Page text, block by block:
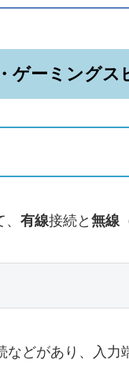
ゲーミングス
有線接続と 無線
などがあり、入